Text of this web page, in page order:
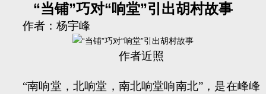
“当铺”巧对“响堂”引出胡村故事
作者：杨宇峰
作者近照
“南响堂，北响堂，南北响堂响南北”，是在峰峰